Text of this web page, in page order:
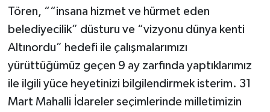
Tören, ““insana hizmet ve hürmet eden
belediyecilik” düsturu ve “vizyonu dünya kenti
Altınordu” hedefi ile çalışmalarımızı
yürüttüğümüz geçen 9 ay zarfında yaptıklarımız
ile ilgili yüce heyetinizi bilgilendirmek isterim. 31
Mart Mahalli İdareler seçimlerinde milletimizin